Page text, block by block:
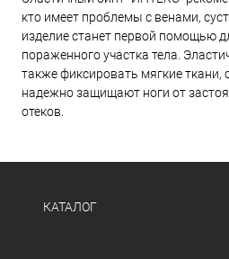
кто имеет проблемы с венами,
изделие станет первой помощью
пораженного участка тела.
также фиксировать мягкие ткани,
надежно защищают ноги от
отеков.
КАТАЛОГ